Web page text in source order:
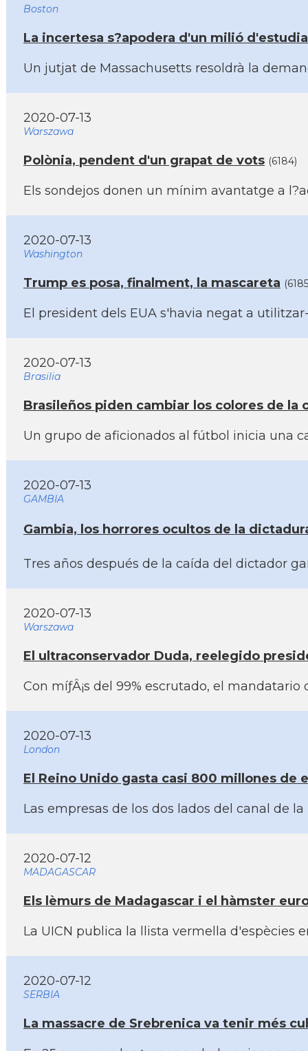
Boston
La incertesa s?apodera d'un milió
Un jutjat de Massachusetts resoldrà la
2020-07-13
Warszawa
Polònia, pendent d'un grapat de vots (6184)
Els sondejos donen un mí­nim avantatge a
2020-07-13
Washington
Trump es posa, finalment, la mascareta
El president dels EUA s'havia negat a
2020-07-13
Brasilia
Brasileños piden cambiar los colores de
Un grupo de aficionados al fútbol inicia una
2020-07-13
GAMBIA
Gambia, los horrores ocultos de la
Tres años después de la caí­da del dictador
2020-07-13
Warszawa
El ultraconservador Duda, reelegido
Con míƒÂ¡s del 99% escrutado, el
2020-07-13
London
El Reino Unido gasta casi 800 millones
Las empresas de los dos lados del canal de
2020-07-12
MADAGASCAR
Els lèmurs de Madagascar i el hàmster
La UICN publica la llista vermella
2020-07-12
SERBIA
La massacre de Srebrenica va tenir més